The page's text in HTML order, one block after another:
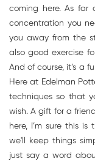
coming here. As far
concentration you
you away from the
also good exercise
And of course, it’s a
Here at Edelman
techniques so that
wish. A gift for a
here, I’m sure this
we'll keep things
just say a word